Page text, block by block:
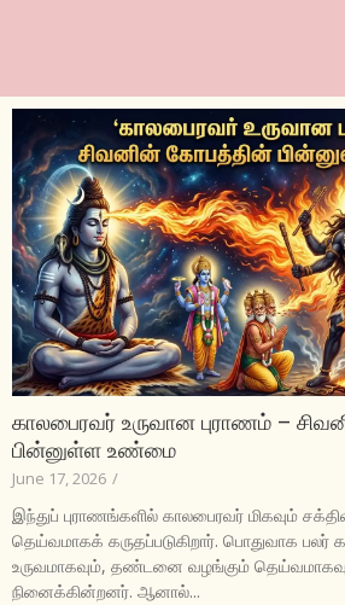
காலபைரவர் உருவான புராணம் –
பின்னுள்ள உண்மை
June 17, 2026 /
இந்துப் புராணங்களில் காலபைரவர் மிகவும்
தெய்வமாகக் கருதப்படுகிறார். பொதுவாக
உருவமாகவும், தண்டனை வழங்கும்
நினைக்கின்றனர். ஆனால்...